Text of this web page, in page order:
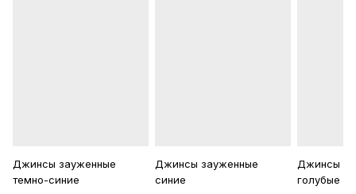
Джинсы зауженные
темно-синие
Джинсы зауженные
синие
Джинсы
голубые